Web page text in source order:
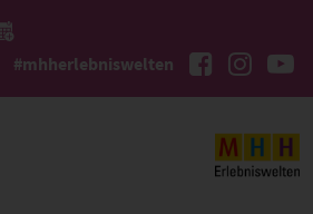
#mhherlebniswelten